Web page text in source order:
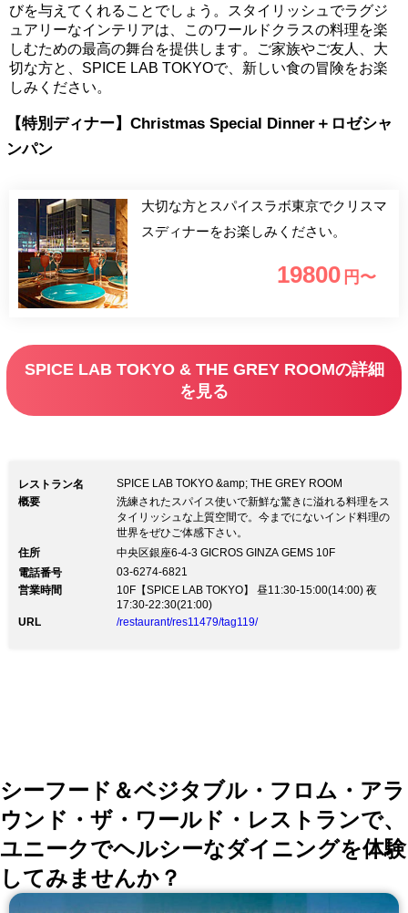
びを与えてくれることでしょう。スタイリッシュでラグジ
ュアリーなインテリアは、このワールドクラスの料理を楽
しむための最高の舞台を提供します。ご家族やご友人、大
切な方と、SPICE LAB TOKYOで、新しい食の冒険をお楽
しみください。
【特別ディナー】Christmas Special Dinner＋ロゼシャ
ンパン
大切な方とスパイスラボ東京でクリスマ
スディナーをお楽しみください。
19800 円〜
SPICE LAB TOKYO & THE GREY ROOMの詳細
を見る
レストラン名
SPICE LAB TOKYO &amp; THE GREY ROOM
概要
洗練されたスパイス使いで新鮮な驚きに溢れる料理をス
タイリッシュな上質空間で。今までにないインド料理の
世界をぜひご体感下さい。
住所
中央区銀座6-4-3 GICROS GINZA GEMS 10F
電話番号
03-6274-6821
営業時間
10F【SPICE LAB TOKYO】 昼11:30-15:00(14:00) 夜
17:30-22:30(21:00)
URL
/restaurant/res11479/tag119/
シーフード＆ベジタブル・フロム・アラ
ウンド・ザ・ワールド・レストランで、
ユニークでヘルシーなダイニングを体験
してみませんか？